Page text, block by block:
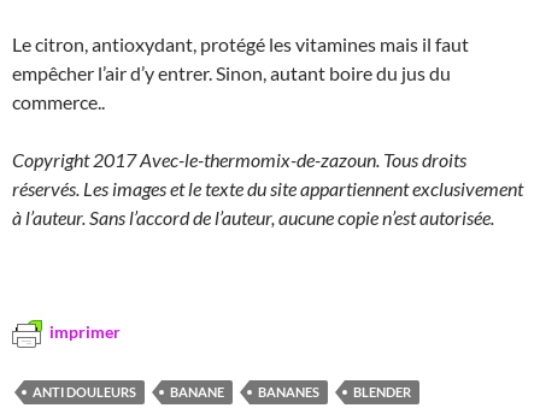
Le citron, antioxydant, protégé les vitamines mais il faut
empêcher l’air d’y entrer. Sinon, autant boire du jus du
commerce..
Copyright 2017 Avec-le-thermomix-de-zazoun. Tous droits
réservés. Les images et le texte du site appartiennent exclusivement
à l’auteur. Sans l’accord de l’auteur, aucune copie n’est autorisée.
imprimer
ANTI DOULEURS BANANE BANANES
BLENDER